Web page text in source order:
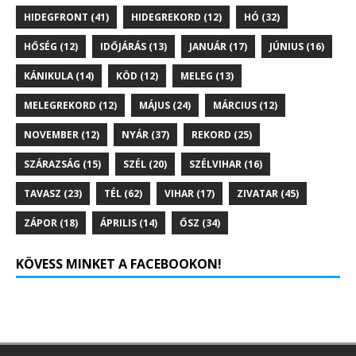
HIDEGFRONT (41) HIDEGREKORD (12) HÓ (32)
HŐSÉG (12) IDŐJÁRÁS (13) JANUÁR (17) JÚNIUS (16)
KÁNIKULA(14) KÖD (12) MELEG (13)
MELEGREKORD (12) MÁJUS (24) MÁRCIUS (12)
NOVEMBER (12) NYÁR (37) REKORD (25)
SZÁRAZSÁG (15) SZÉL (20) SZÉLVIHAR (16)
TAVASZ (23) TÉL (62) VIHAR (17) ZIVATAR (45)
ZÁPOR (18) ÁPRILIS (14) ŐSZ (34)
KÖVESS MINKET A FACEBOOKON!